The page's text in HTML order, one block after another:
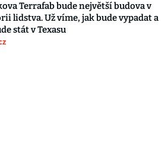
Terrafab bude největší budova v
lidstva. Už víme, jak bude vypadat a
stát v Texasu